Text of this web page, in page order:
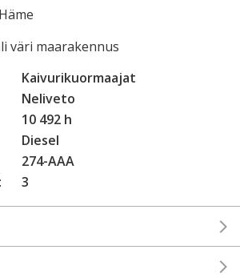
väri maarakennus
Kaivurikuormaajat
Neliveto
10 492 h
Diesel
274-AAA
3